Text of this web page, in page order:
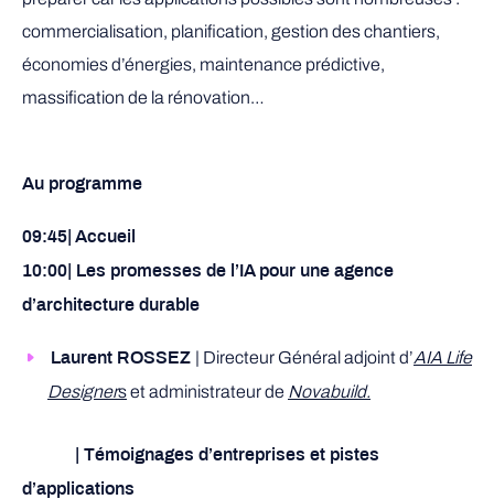
commercialisation, planification, gestion des chantiers,
économies d’énergies, maintenance prédictive,
massification de la rénovation…
Au programme
09:45| Accueil
10:00| Les promesses de l’IA pour une agence
d’architecture durable
Laurent ROSSEZ | Directeur Général adjoint d’AIA Life
Designerset administrateur de Novabuild.
| Témoignages d’entreprises et pistes
d’applications